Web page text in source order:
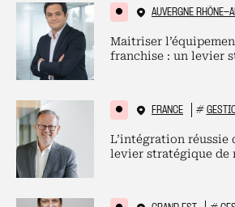
AUVERGNE RHÔNE-
Maitriser
franchise : un levier
FRANCE #
L’intégration réussie
levier stratégique de